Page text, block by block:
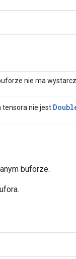
nie ma
tensora nie jest
buforze.